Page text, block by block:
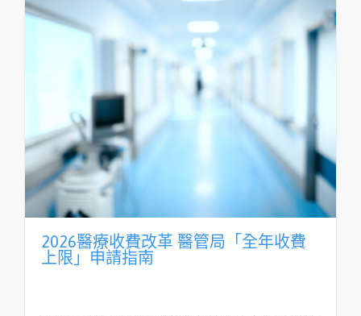
2026醫療收費改革 醫管局「全年收費
上限」申請指南